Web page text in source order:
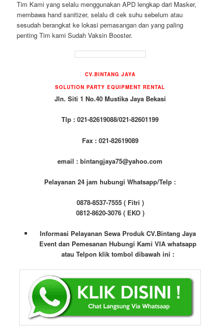
Tim Kami yang selalu menggunakan APD lengkap dari Masker,
membawa hand sanitizer, selalu di cek suhu sebelum atau
sesudah berangkat ke lokasi pemasangan dan yang paling
penting Tim kami Sudah Vaksin Booster.
CV.BINTANG JAYA
SOLUTION PARTY EQUIPMENT RENTAL
Jln. Siti 1 No.40 Mustika Jaya Bekasi
Tlp : 021-82619088/021-82601199
Fax : 021-82619089
email : bintangjaya75@yahoo.com
Pelayanan 24 jam hubungi Whatsapp/Telp :
0878-8537-7555 ( Fitri )
0812-8620-3076 ( EKO )
Informasi Pelayanan Sewa Produk CV.Bintang Jaya
Event dan Pemesanan Hubungi Kami VIA whatsapp
atau Telpon klik tombol dibawah ini :